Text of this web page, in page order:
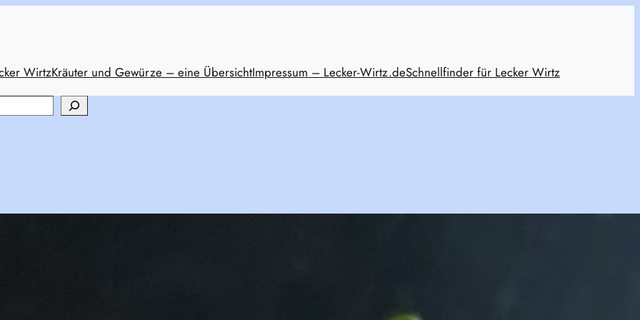
WirtzKräuter und Gewürze – eine ÜbersichtImpressum – Lecker-Wirtz.deSchnellfinder für Lecker Wirtz